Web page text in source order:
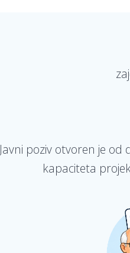
Javni poziv otvoren je
kapaciteta